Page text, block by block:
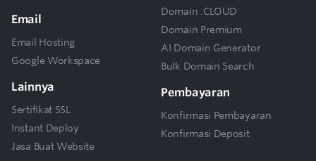
Email
Email Hosting
Google Workspace
Lainnya
Sertifikat SSL
Instant Deploy
Jasa Buat Website
Domain .CLOUD
Domain Premium
AI Domain Generator
Bulk Domain Search
Pembayaran
Konfirmasi Pembayaran
Konfirmasi Deposit